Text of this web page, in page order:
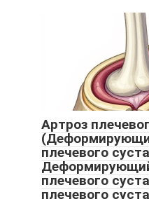
Артроз
плечевого
плечевого
плечевого